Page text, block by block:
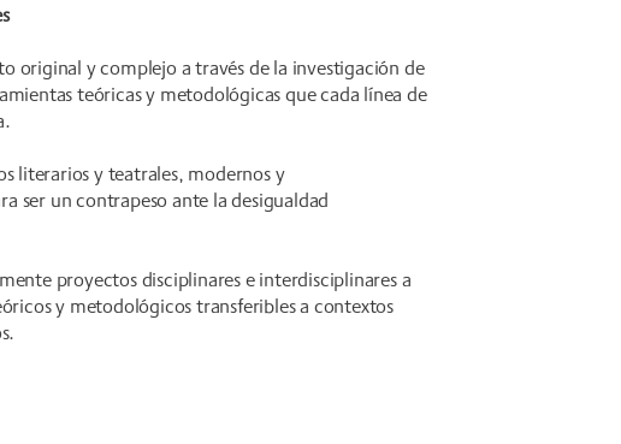
original y complejo a través de la investigación de
teóricas y metodológicas que cada línea de
literarios y teatrales, modernos y
ser un contrapeso ante la desigualdad
proyectos disciplinares e interdisciplinares a
y metodológicos transferibles a contextos